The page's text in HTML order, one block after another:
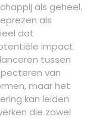
als geheel.
als
dat
impact
tussen
van
maar het
kan leiden
die zowel